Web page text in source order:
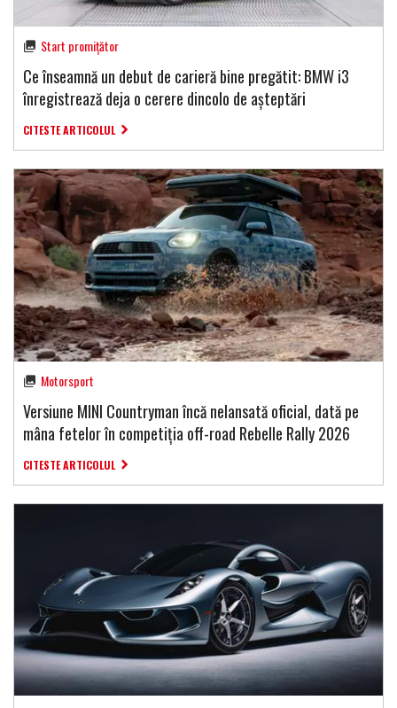
Start promițător
Ce înseamnă un debut de carieră bine pregătit: BMW i3
înregistrează deja o cerere dincolo de așteptări
CITESTE ARTICOLUL
Motorsport
Versiune MINI Countryman încă nelansată oficial, dată pe
mâna fetelor în competiția off-road Rebelle Rally 2026
CITESTE ARTICOLUL